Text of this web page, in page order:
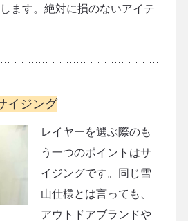
ます。絶対に損のないアイテ
イジング
レイヤーを選ぶ際のも
う一つのポイントはサ
イジングです。同じ雪
山仕様とは言っても、
アウトドアブランドや